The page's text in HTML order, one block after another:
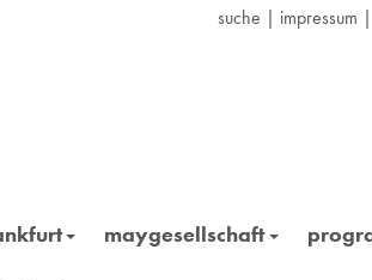
suche | impressum |
maygesellschaft